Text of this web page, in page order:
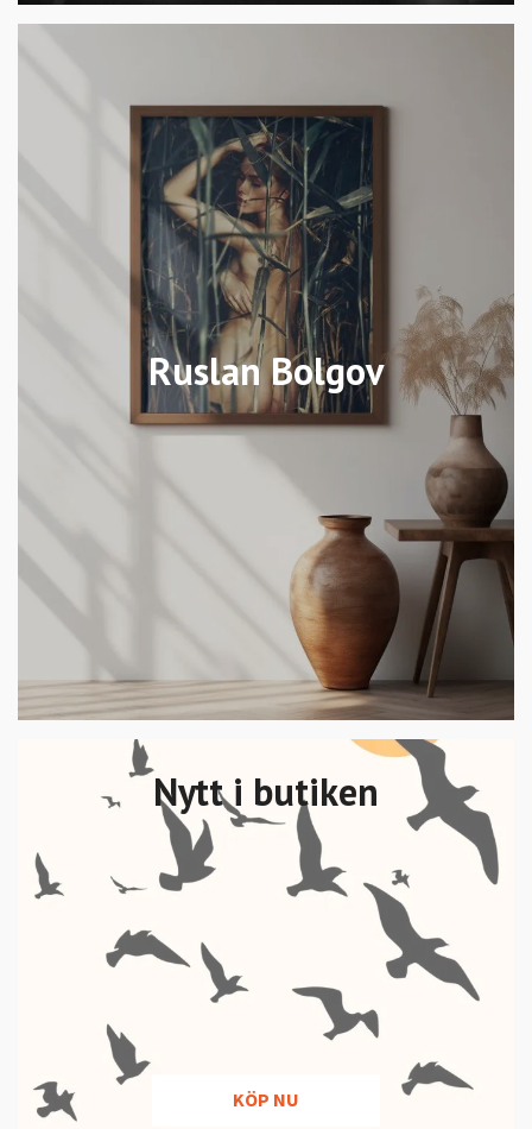
Ruslan Bolgov
Nytt i butiken
KÖP NU